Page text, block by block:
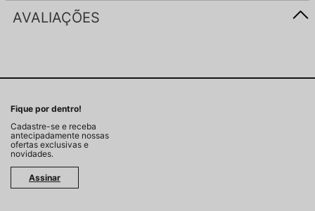
AVALIAÇÕES
Fique por dentro!
Cadastre-se e receba
antecipadamente nossas
ofertas exclusivas e
novidades.
Assinar